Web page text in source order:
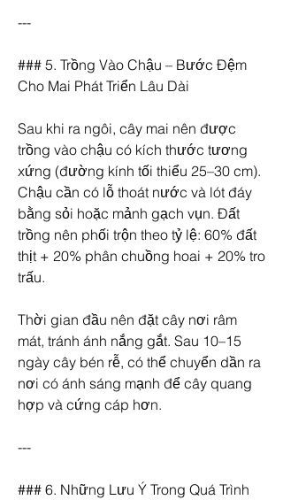
---
### 5. Trồng Vào Chậu – Bước Đệm
Cho Mai Phát Triển Lâu Dài
Sau khi ra ngôi, cây mai nên được
trồng vào chậu có kích thước tương
xứng (đường kính tối thiểu 25–30 cm).
Chậu cần có lỗ thoát nước và lót đáy
bằng sỏi hoặc mảnh gạch vụn. Đất
trồng nên phối trộn theo tỷ lệ: 60% đất
thịt + 20% phân chuồng hoai + 20% tro
trấu.
Thời gian đầu nên đặt cây nơi râm
mát, tránh ánh nắng gắt. Sau 10–15
ngày cây bén rễ, có thể chuyển dần ra
nơi có ánh sáng mạnh để cây quang
hợp và cứng cáp hơn.
---
### 6. Những Lưu Ý Trong Quá Trình